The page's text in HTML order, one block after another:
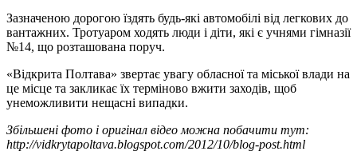
Зазначеною дорогою їздять будь-які автомобілі від легкових до
вантажних. Тротуаром ходять люди і діти, які є учнями гімназії
№14, що розташована поруч.
«Відкрита Полтава» звертає увагу обласної та міської влади на
це місце та закликає їх терміново вжити заходів, щоб
унеможливити нещасні випадки.
Збільшені фото і оригінал відео можна побачити тут:
http://vidkrytapoltava.blogspot.com/2012/10/blog-post.html